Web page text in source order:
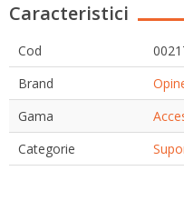
Caracteristici
Cod
Brand
Gama
Categorie